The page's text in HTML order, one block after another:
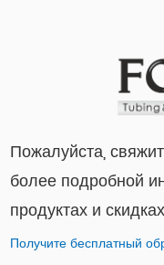
Пожалуйста,
более подробной
продуктах и
Получите бесплатный